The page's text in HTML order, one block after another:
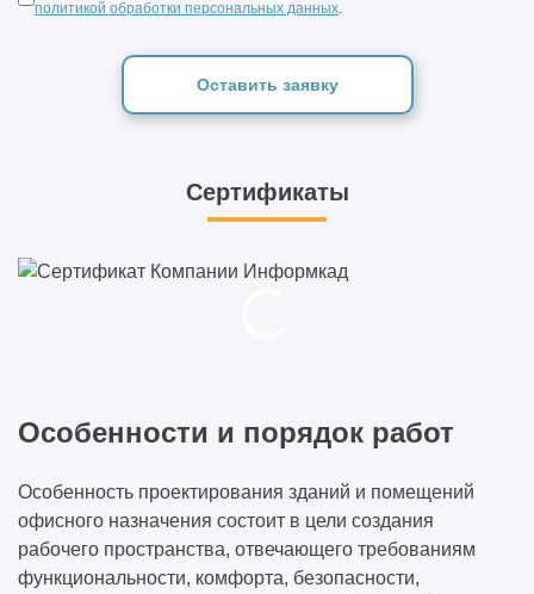
политикой обработки персональных данных
Оставить заявку
Сертификаты
Особенности и порядок работ
Особенность проектирования зданий и помещений
офисного назначения состоит в цели создания
рабочего пространства, отвечающего требованиям
функциональности, комфорта, безопасности,
Какие вопросы нужно задать компании ДО
Как одно инженерное решение может
изменить весь объект
Какие решения нельзя отменить после
начала строительства
Как заказчик сам создаёт перерасход, а